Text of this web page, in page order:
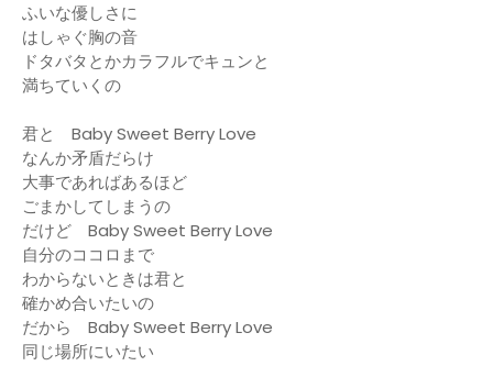
ふいな優しさに
はしゃぐ胸の音
ドタバタとかカラフルでキュンと
満ちていくの
君と Baby Sweet Berry Love
なんか矛盾だらけ
大事であればあるほど
ごまかしてしまうの
だけど Baby Sweet Berry Love
自分のココロまで
わからないときは君と
確かめ合いたいの
だから Baby Sweet Berry Love
同じ場所にいたい